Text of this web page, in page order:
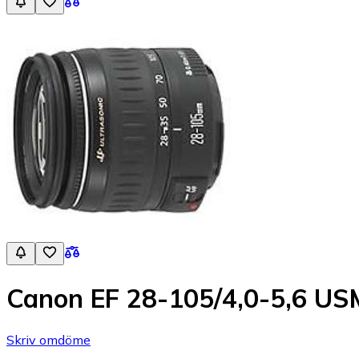
Canon EF 28-105/4,0-5,6
Skriv omdöme